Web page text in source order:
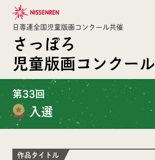
日専連全国児童版画コンクール共催
さっぽろ
児童版画コンクール
第33回
入選
作品タイトル